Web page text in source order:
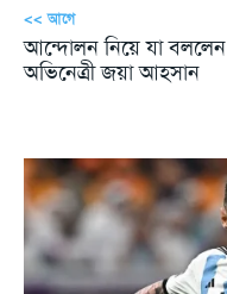
<< আগে
আন্দোলন নিয়ে যা বললেন
অভিনেত্রী জয়া আহসান